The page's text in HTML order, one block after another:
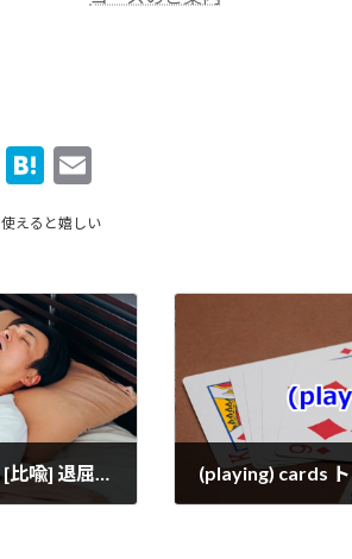
Bl
es
H
e
a
ai
使えると嬉しい
snore いびきをかく；いびき、[比喩] 退屈な物・人 (playing) cards